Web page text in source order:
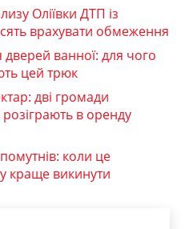
Оліївки ДТП із
врахувати обмеження
ванної: для чого
цей трюк
дві громади
в оренду
коли це
краще викинути